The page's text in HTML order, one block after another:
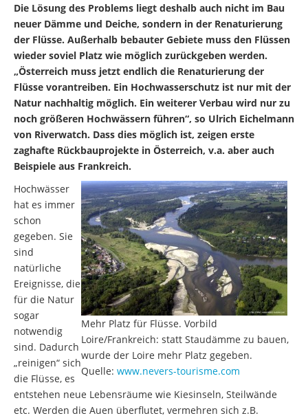
Die Lösung des Problems liegt deshalb auch nicht im Bau
neuer Dämme und Deiche, sondern in der Renaturierung
der Flüsse. Außerhalb bebauter Gebiete muss den Flüssen
wieder soviel Platz wie möglich zurückgeben werden.
„Österreich muss jetzt endlich die Renaturierung der
Flüsse vorantreiben. Ein Hochwasserschutz ist nur mit der
Natur nachhaltig möglich. Ein weiterer Verbau wird nur zu
noch größeren Hochwässern führen“, so Ulrich Eichelmann
von Riverwatch. Dass dies möglich ist, zeigen erste
zaghafte Rückbauprojekte in Österreich, v.a. aber auch
Beispiele aus Frankreich.
Mehr Platz für Flüsse. Vorbild
Loire/Frankreich: statt Staudämme zu bauen,
wurde der Loire mehr Platz gegeben.
Quelle: www.nevers-tourisme.com
Hochwässer
hat es immer
schon
gegeben. Sie
sind
natürliche
Ereignisse, die
für die Natur
sogar
notwendig
sind. Dadurch
„reinigen“ sich
die Flüsse, es
entstehen neue Lebensräume wie Kiesinseln, Steilwände
etc. Werden die Auen überflutet, vermehren sich z.B.